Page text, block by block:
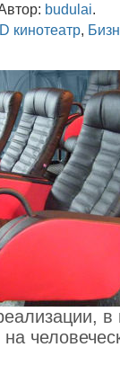
budulai.
кинотеатр,
на